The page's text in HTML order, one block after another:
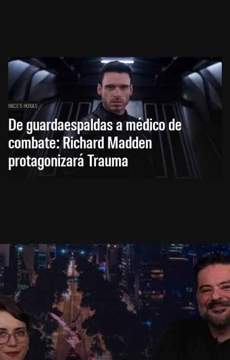
HACE 5 HORAS
De guardaespaldas a médico de
combate: Richard Madden
protagonizará Trauma